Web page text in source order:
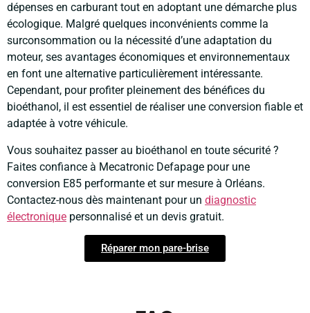
dépenses en carburant tout en adoptant une démarche plus
écologique. Malgré quelques inconvénients comme la
surconsommation ou la nécessité d’une adaptation du
moteur, ses avantages économiques et environnementaux
en font une alternative particulièrement intéressante.
Cependant, pour profiter pleinement des bénéfices du
bioéthanol, il est essentiel de réaliser une conversion fiable et
adaptée à votre véhicule.
Vous souhaitez passer au bioéthanol en toute sécurité ?
Faites confiance à Mecatronic Defapage pour une
conversion E85 performante et sur mesure à Orléans.
Contactez-nous dès maintenant pour un diagnostic
électronique personnalisé et un devis gratuit.
Réparer mon pare-brise